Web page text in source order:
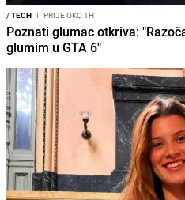
/TECH I PRIJE OKO 1H
Poznati glumac otkriva:
glumim u GTA 6"